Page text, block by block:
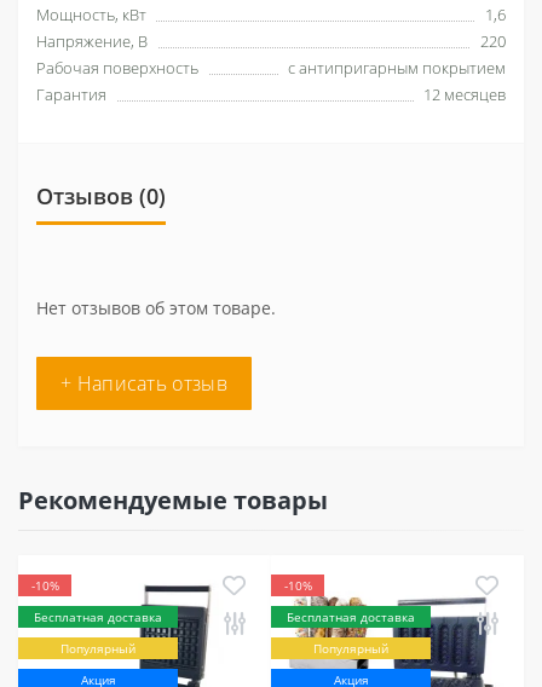
Мощность, кВт
1,6
Напряжение, В
220
Рабочая поверхность
с антипригарным покрытием
Гарантия
12 месяцев
Отзывов (0)
Нет отзывов об этом товаре.
+ Написать отзыв
Рекомендуемые товары
-10%
Бесплатная доставка
Популярный
Акция
-10%
Бесплатная доставка
Популярный
Акция